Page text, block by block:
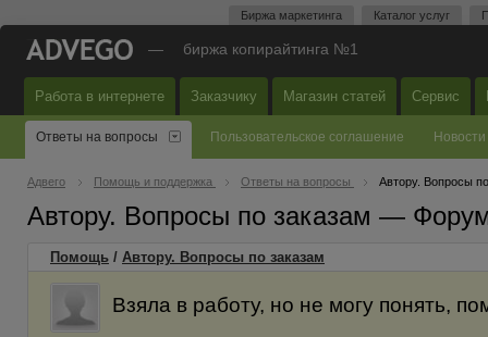
Биржа маркетинга Каталог услуг
— биржа копирайтинга №1
Работа в интернете Заказчику Магазин статей Сервис
Ответы на вопросы Пользовательское соглашение Новости
Адвего Помощь и поддержка Ответы на вопросы Автору. Вопросы
Автору. Вопросы по заказам —
Помощь / Автору. Вопросы по заказам
Взяла в работу, но не могу понять,